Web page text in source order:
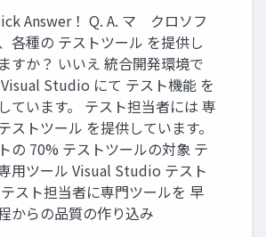
Answer！ Q. A. マ゗クロソフ
各種の テストツール を提供し
すか？ いいえ 統合開発環境で
Studio にて テスト機能 を
ています。 テスト担当者には 専
ストツール を提供しています。
の 70% テストツールの対象 テ
用ツール Visual Studio テスト
スト担当者に専門ツールを 早
からの品質の作り込み